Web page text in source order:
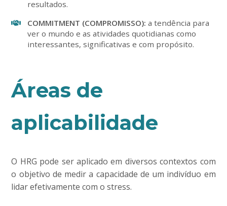
resultados.
COMMITMENT (COMPROMISSO): a tendência para
ver o mundo e as atividades quotidianas como
interessantes, significativas e com propósito.
Áreas de
aplicabilidade
O HRG pode ser aplicado em diversos contextos com
o objetivo de medir a capacidade de um indivíduo em
lidar efetivamente com o stress.